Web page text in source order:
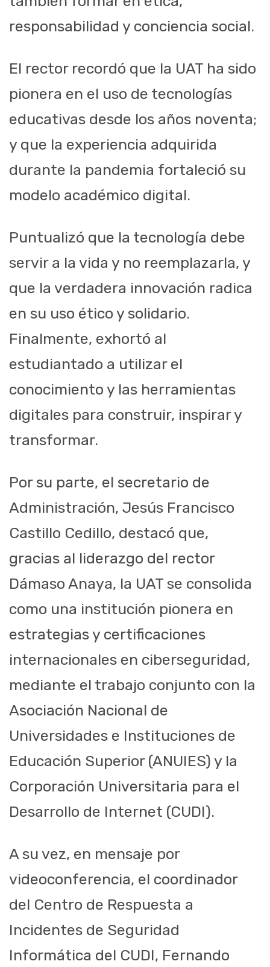
responsabilidad y conciencia social.
El rector recordó que la UAT ha sido
pionera en el uso de tecnologías
educativas desde los años noventa;
y que la experiencia adquirida
durante la pandemia fortaleció su
modelo académico digital.
Puntualizó que la tecnología debe
servir a la vida y no reemplazarla, y
que la verdadera innovación radica
en su uso ético y solidario.
Finalmente, exhortó al
estudiantado a utilizar el
conocimiento y las herramientas
digitales para construir, inspirar y
transformar.
Por su parte, el secretario de
Administración, Jesús Francisco
Castillo Cedillo, destacó que,
gracias al liderazgo del rector
Dámaso Anaya, la UAT se consolida
como una institución pionera en
estrategias y certificaciones
internacionales en ciberseguridad,
mediante el trabajo conjunto con la
Asociación Nacional de
Universidades e Instituciones de
Educación Superior (ANUIES) y la
Corporación Universitaria para el
Desarrollo de Internet (CUDI).
A su vez, en mensaje por
videoconferencia, el coordinador
del Centro de Respuesta a
Incidentes de Seguridad
Informática del CUDI, Fernando